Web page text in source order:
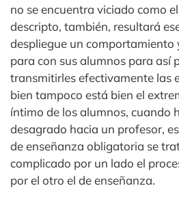
no se encuentra viciado como
descripto, también, resultará
despliegue un comportamiento
para con sus alumnos para así
transmitirles efectivamente las
bien tampoco está bien el
íntimo de los alumnos, cuando
desagrado hacia un profesor,
de enseñanza obligatoria se
complicado por un lado el
por el otro el de enseñanza.